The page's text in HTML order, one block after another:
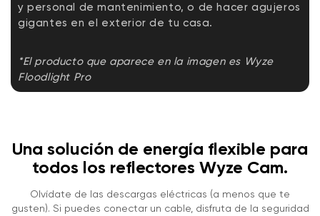
y personal de mantenimiento, o de hacer agujeros
gigantes en el exterior de tu casa.
*El producto que aparece en la imagen es Wyze
Floodlight Pro
Una solución de energía flexible para
todos los reflectores Wyze Cam.
Olvídate de las descargas eléctricas (a menos que te
gusten). Si puedes conectar un cable, disfruta de la seguridad